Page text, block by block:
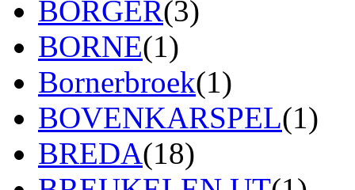
BORGER(3)
BORNE(1)
Bornerbroek(1)
BOVENKARSPEL(1)
BREDA(18)